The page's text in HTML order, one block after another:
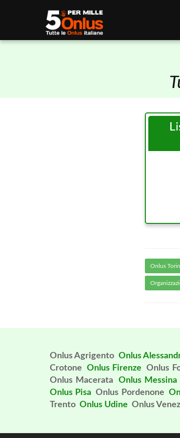
Onlus
Onlus Agrigento Onlus
Crotone
Onlus Firenze Onlus
Onlus Macerata
Onlus Messina
Onlus Pisa Onlus Pordenone
Trento Onlus Udine Onlus